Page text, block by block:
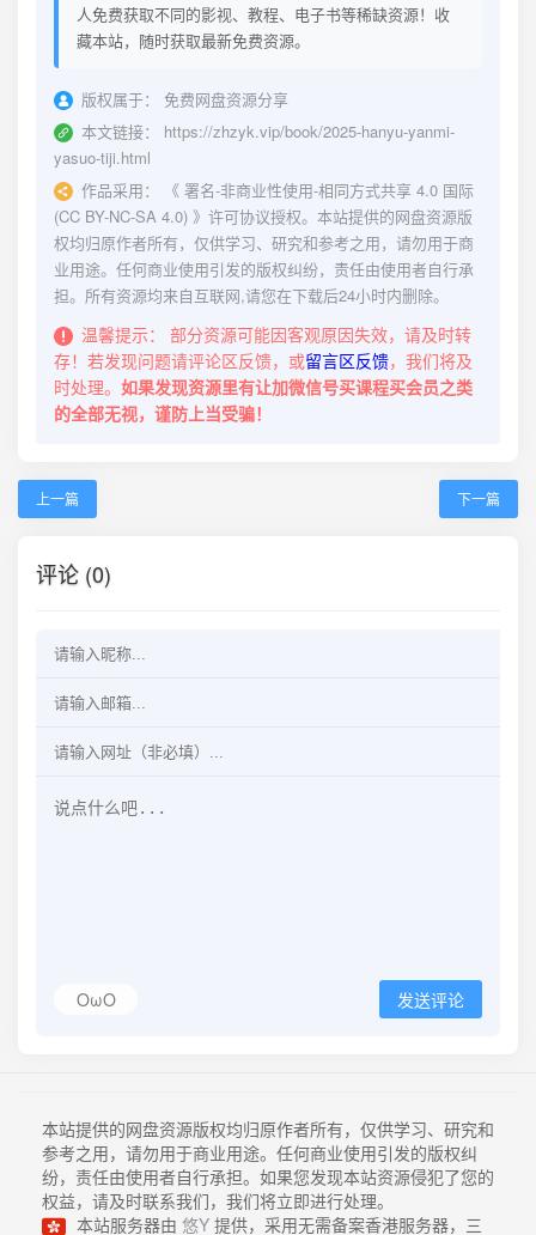
人免费获取不同的影视、教程、电子书等稀缺资源！收
藏本站，随时获取最新免费资源。
版权属于：
免费网盘资源分享
本文链接：
https://zhzyk.vip/book/2025-hanyu-yanmi-
yasuo-tiji.html
作品采用：
《 署名-非商业性使用-相同方式共享 4.0 国际
(CC BY-NC-SA 4.0) 》许可协议授权。本站提供的网盘资源版
权均归原作者所有，仅供学习、研究和参考之用，请勿用于商
业用途。任何商业使用引发的版权纠纷，责任由使用者自行承
担。所有资源均来自互联网,请您在下载后24小时内删除。
温馨提示：
部分资源可能因客观原因失效，请及时转
存！若发现问题请评论区反馈，或留言区反馈，我们将及
时处理。 如果发现资源里有让加微信号买课程买会员之类
的全部无视，谨防上当受骗！
上一篇 下一篇
评论 (0)
OωO 发送评论
本站提供的网盘资源版权均归原作者所有，仅供学习、研究和
参考之用，请勿用于商业用途。任何商业使用引发的版权纠
纷，责任由使用者自行承担。如果您发现本站资源侵犯了您的
权益，请及时联系我们，我们将立即进行处理。
本站服务器由 悠Y 提供，采用无需备案香港服务器，三